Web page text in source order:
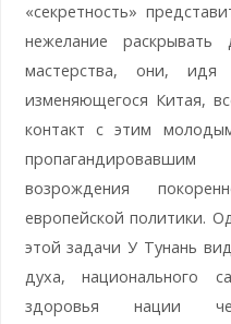
«секретность»
нежелание раскрывать
мастерства, они, идя
изменяющегося Китая,
контакт с этим
возрождения
европейской политики.
этой задачи У Тунань
духа, национального
здоровья нации